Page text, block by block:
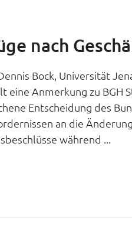
nach
Bock, Universität
Anmerkung zu BGH
Entscheidung des
an die
während ...